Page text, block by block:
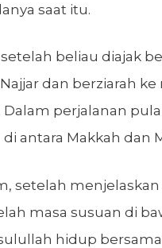
saat itu.
beliau diajak
dan berziarah
Dalam perjalanan
antara Makkah dan
setelah
masa susuan di
hidup